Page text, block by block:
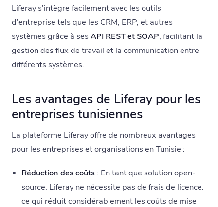
Liferay s'intègre facilement avec les outils
d'entreprise tels que les CRM, ERP, et autres
systèmes grâce à ses API REST et SOAP, facilitant la
gestion des flux de travail et la communication entre
différents systèmes.
Les avantages de Liferay pour les
entreprises tunisiennes
La plateforme Liferay offre de nombreux avantages
pour les entreprises et organisations en Tunisie :
Réduction des coûts: En tant que solution open-
source, Liferay ne nécessite pas de frais de licence,
ce qui réduit considérablement les coûts de mise